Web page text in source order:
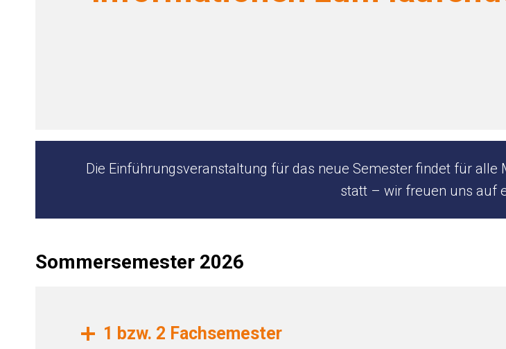
Die Einführungsveranstaltung für das neue Semester findet für
statt – wir freuen uns auf
Sommersemester 2026
1 bzw. 2 Fachsemester